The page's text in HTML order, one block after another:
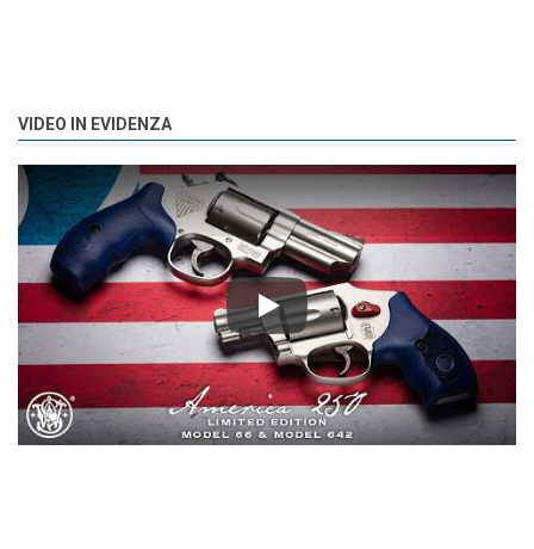
VIDEO IN EVIDENZA
Play